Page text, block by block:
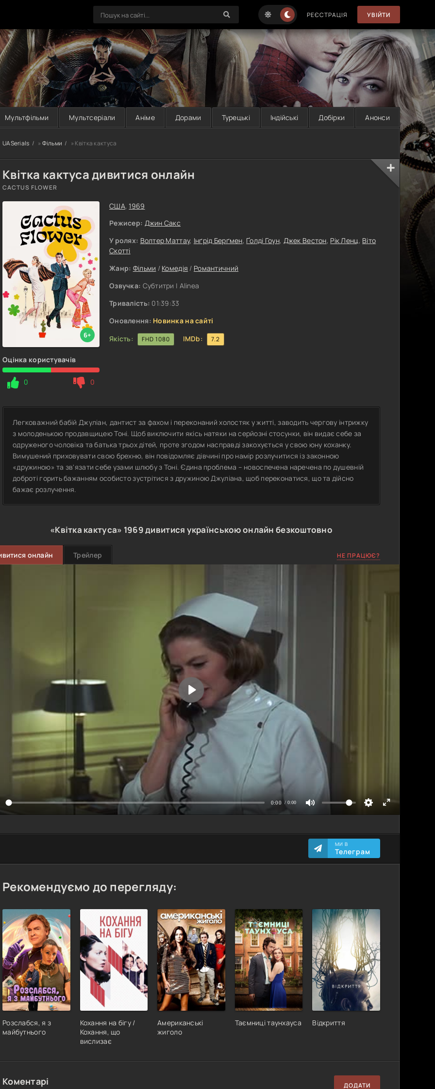
РЕЄСТРАЦІЯ УВІЙТИ
Мультфільми Мультсеріали Аніме Дорами Турецькі Індійські Добірки Анонси
UASerials » Фільми » Квітка кактуса
Квітка кактуса дивитися онлайн
CACTUS FLOWER
6+
Оцінка користувачів
0 0
США,1969
Режисер: Джин Сакс
У ролях: Волтер Маттау, Інґрід Берґмен, Ґолді Гоун, Джек Вестон, Рік Ленц, Віто
Скотті
Жанр: Фільми / Комедія / Романтичний
Озвучка: Субтитри | Alinea
Тривалість: 01:39:33
Оновлення: Новинка на сайті
Якість:
FHD 1080 IMDb: 7.2
Легковажний бабій Джуліан, дантист за фахом і переконаний холостяк у житті, заводить чергову інтрижку
з молоденькою продавщицею Тоні. Щоб виключити якісь натяки на серйозні стосунки, він видає себе за
одруженого чоловіка та батька трьох дітей, проте згодом насправді закохується у свою юну коханку.
Вимушений приховувати свою брехню, він повідомляє дівчині про намір розлучитися із законною
«дружиною» та зв'язати себе узами шлюбу з Тоні. Єдина проблема – новоспечена наречена по душевній
доброті горить бажанням особисто зустрітися з дружиною Джуліана, щоб переконатися, що та дійсно
бажає розлучення.
«Квітка кактуса» 1969дивитися українською онлайн безкоштовно
онлайн Трейлер НЕ ПРАЦЮЄ?
МИ В
Телеграм
Рекомендуємо до перегляду:
Розслабся, я з
майбутнього
Кохання на бігу /
Кохання, що
вислизає
Американські
жиголо
Таємниці таунхауса Відкриття
Коментарі ДОДАТИ